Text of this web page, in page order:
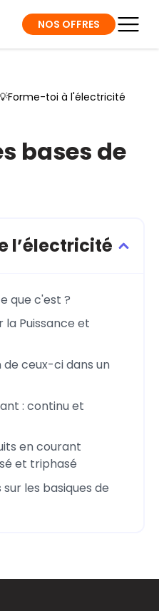
NOS OFFRES
toi à l'électricité
bases de
l’électricité
que c'est ?
Puissance et
ceux-ci dans un
: continu et
en courant
et triphasé
les basiques de